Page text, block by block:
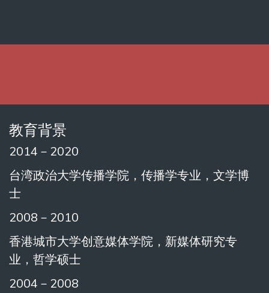
教育背景
2014－2020
台湾政治大学传播学院，传播学专业，文学博
士
2008－2010
香港城市大学创意媒体学院，新媒体研究专
业，哲学硕士
2004－2008